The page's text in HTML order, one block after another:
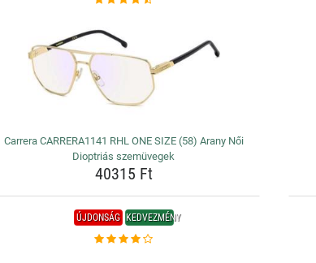
Carrera CARRERA1141 RHL ONE SIZE (58) Arany Női
Dioptriás szemüvegek
40315 Ft
ÚJDONSÁG KEDVEZMÉNY